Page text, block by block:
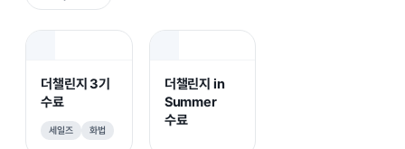
더챌린지 3기
수료
세일즈 화법
더챌린지 in
Summer
수료